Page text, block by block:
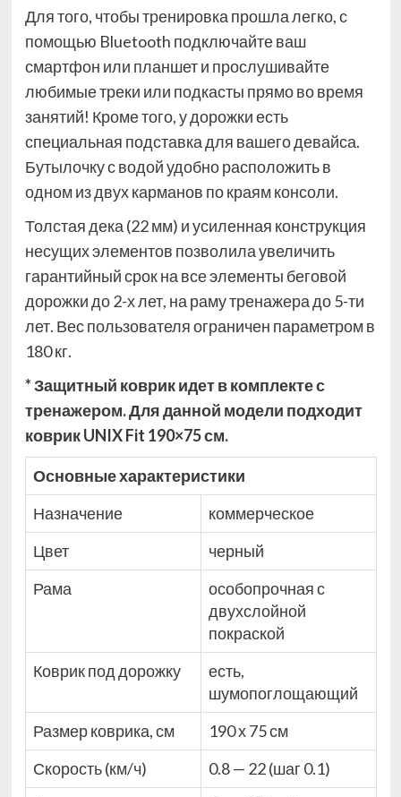
Для того, чтобы тренировка прошла легко, с
помощью Bluetooth подключайте ваш
смартфон или планшет и прослушивайте
любимые треки или подкасты прямо во время
занятий! Кроме того, у дорожки есть
специальная подставка для вашего девайса.
Бутылочку с водой удобно расположить в
одном из двух карманов по краям консоли.
Толстая дека (22 мм) и усиленная конструкция
несущих элементов позволила увеличить
гарантийный срок на все элементы беговой
дорожки до 2-х лет, на раму тренажера до 5-ти
лет. Вес пользователя ограничен параметром в
180 кг.
* Защитный коврик идет в комплекте с
тренажером. Для данной модели подходит
коврик UNIX Fit 190×75 см.
Основные характеристики
Назначение
коммерческое
Цвет
черный
Рама
особопрочная с
двухслойной
покраской
Коврик под дорожку
есть,
шумопоглощающий
Размер коврика, см
190 х 75 см
Скорость (км/ч)
0.8 — 22 (шаг 0.1)